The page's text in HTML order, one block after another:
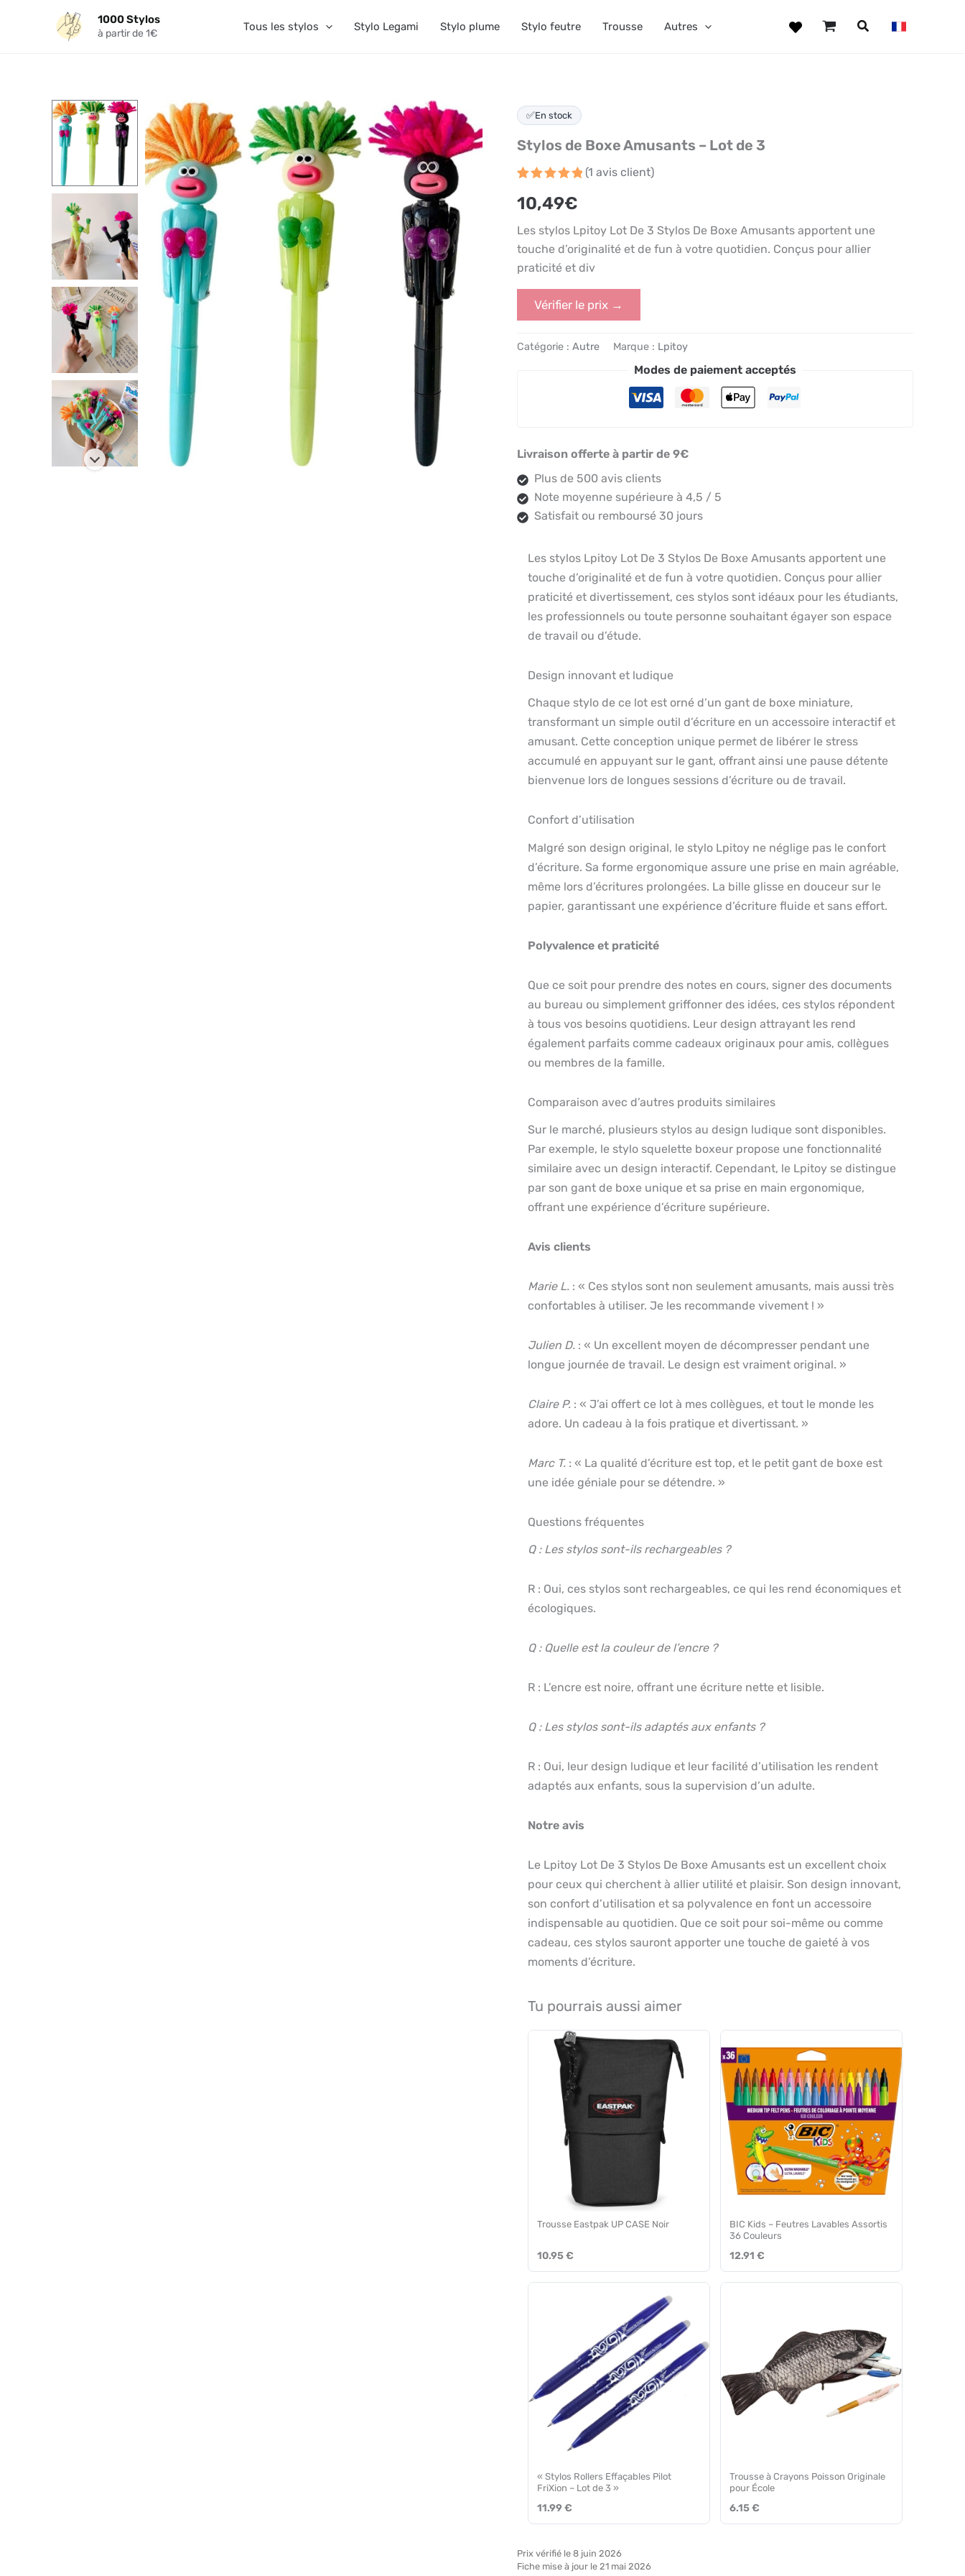
1000 Stylos
à partir de 1€ Tous les stylos Stylo Legami Stylo plume Stylo feutre Trousse Autres
✅En stock
Stylos de Boxe Amusants – Lot de 3
sur 5
basé
sur
notation
client
(1 avis client)
10,49€
Les stylos Lpitoy Lot De 3 Stylos De Boxe Amusants apportent une
touche d’originalité et de fun à votre quotidien. Conçus pour allier
praticité et div
Vérifier le prix →
Catégorie : Autre Marque : Lpitoy
Modes de paiement acceptés
Livraison offerte à partir de 9€
Plus de 500 avis clients
Note moyenne supérieure à 4,5 / 5
Satisfait ou remboursé 30 jours
Les stylos Lpitoy Lot De 3 Stylos De Boxe Amusants apportent une
touche d’originalité et de fun à votre quotidien. Conçus pour allier
praticité et divertissement, ces stylos sont idéaux pour les étudiants,
les professionnels ou toute personne souhaitant égayer son espace
de travail ou d’étude.
Design innovant et ludique
Chaque stylo de ce lot est orné d’un gant de boxe miniature,
transformant un simple outil d’écriture en un accessoire interactif et
amusant. Cette conception unique permet de libérer le stress
accumulé en appuyant sur le gant, offrant ainsi une pause détente
bienvenue lors de longues sessions d’écriture ou de travail.
Confort d’utilisation
Malgré son design original, le stylo Lpitoy ne néglige pas le confort
d’écriture. Sa forme ergonomique assure une prise en main agréable,
même lors d’écritures prolongées. La bille glisse en douceur sur le
papier, garantissant une expérience d’écriture fluide et sans effort.
Polyvalence et praticité
Que ce soit pour prendre des notes en cours, signer des documents
au bureau ou simplement griffonner des idées, ces stylos répondent
à tous vos besoins quotidiens. Leur design attrayant les rend
également parfaits comme cadeaux originaux pour amis, collègues
ou membres de la famille.
Comparaison avec d’autres produits similaires
Sur le marché, plusieurs stylos au design ludique sont disponibles.
Par exemple, le stylo squelette boxeur propose une fonctionnalité
similaire avec un design interactif. Cependant, le Lpitoy se distingue
par son gant de boxe unique et sa prise en main ergonomique,
offrant une expérience d’écriture supérieure.
Avis clients
Marie L. : « Ces stylos sont non seulement amusants, mais aussi très
confortables à utiliser. Je les recommande vivement ! »
Julien D. : « Un excellent moyen de décompresser pendant une
longue journée de travail. Le design est vraiment original. »
Claire P. : « J’ai offert ce lot à mes collègues, et tout le monde les
adore. Un cadeau à la fois pratique et divertissant. »
Marc T. : « La qualité d’écriture est top, et le petit gant de boxe est
une idée géniale pour se détendre. »
Questions fréquentes
Q : Les stylos sont-ils rechargeables ?
R : Oui, ces stylos sont rechargeables, ce qui les rend économiques et
écologiques.
Q : Quelle est la couleur de l’encre ?
R : L’encre est noire, offrant une écriture nette et lisible.
Q : Les stylos sont-ils adaptés aux enfants ?
R : Oui, leur design ludique et leur facilité d’utilisation les rendent
adaptés aux enfants, sous la supervision d’un adulte.
Notre avis
Le Lpitoy Lot De 3 Stylos De Boxe Amusants est un excellent choix
pour ceux qui cherchent à allier utilité et plaisir. Son design innovant,
son confort d’utilisation et sa polyvalence en font un accessoire
indispensable au quotidien. Que ce soit pour soi-même ou comme
cadeau, ces stylos sauront apporter une touche de gaieté à vos
moments d’écriture.
Tu pourrais aussi aimer
Trousse Eastpak UP CASE Noir
10.95 €
BIC Kids – Feutres Lavables Assortis
36 Couleurs
12.91 €
« Stylos Rollers Effaçables Pilot
FriXion – Lot de 3 »
11.99 €
Trousse à Crayons Poisson Originale
pour École
6.15 €
Prix vérifié le 8 juin 2026
Fiche mise à jour le 21 mai 2026